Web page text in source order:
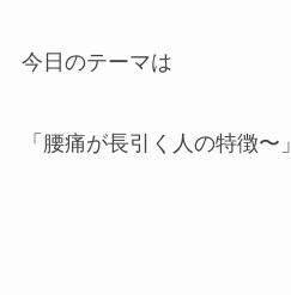
今日のテーマは
「腰痛が長引く人の特徴〜」